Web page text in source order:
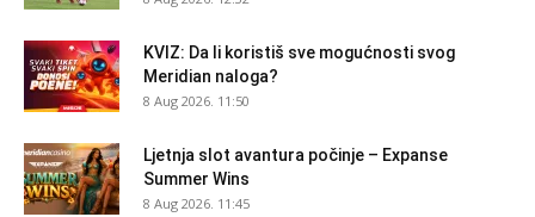
KVIZ: Da li koristiš sve mogućnosti svog
Meridian naloga?
8 Aug 2026. 11:50
Ljetnja slot avantura počinje – Expanse
Summer Wins
8 Aug 2026. 11:45